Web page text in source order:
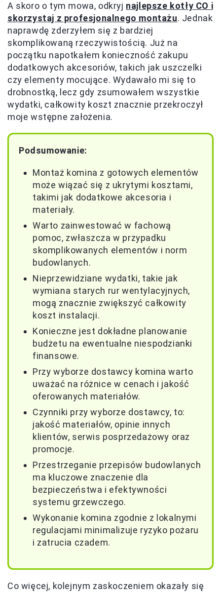
A skoro o tym mowa, odkryj najlepsze kotły CO i
skorzystaj z profesjonalnego montażu. Jednak
naprawdę zderzyłem się z bardziej
skomplikowaną rzeczywistością. Już na
początku napotkałem konieczność zakupu
dodatkowych akcesoriów, takich jak uszczelki
czy elementy mocujące. Wydawało mi się to
drobnostką, lecz gdy zsumowałem wszystkie
wydatki, całkowity koszt znacznie przekroczył
moje wstępne założenia.
Podsumowanie:
Montaż komina z gotowych elementów
może wiązać się z ukrytymi kosztami,
takimi jak dodatkowe akcesoria i
materiały.
Warto zainwestować w fachową
pomoc, zwłaszcza w przypadku
skomplikowanych elementów i norm
budowlanych.
Nieprzewidziane wydatki, takie jak
wymiana starych rur wentylacyjnych,
mogą znacznie zwiększyć całkowity
koszt instalacji.
Konieczne jest dokładne planowanie
budżetu na ewentualne niespodzianki
finansowe.
Przy wyborze dostawcy komina warto
uważać na różnice w cenach i jakość
oferowanych materiałów.
Czynniki przy wyborze dostawcy, to:
jakość materiałów, opinie innych
klientów, serwis posprzedażowy oraz
promocje.
Przestrzeganie przepisów budowlanych
ma kluczowe znaczenie dla
bezpieczeństwa i efektywności
systemu grzewczego.
Wykonanie komina zgodnie z lokalnymi
regulacjami minimalizuje ryzyko pożaru
i zatrucia czadem.
Co więcej, kolejnym zaskoczeniem okazały się